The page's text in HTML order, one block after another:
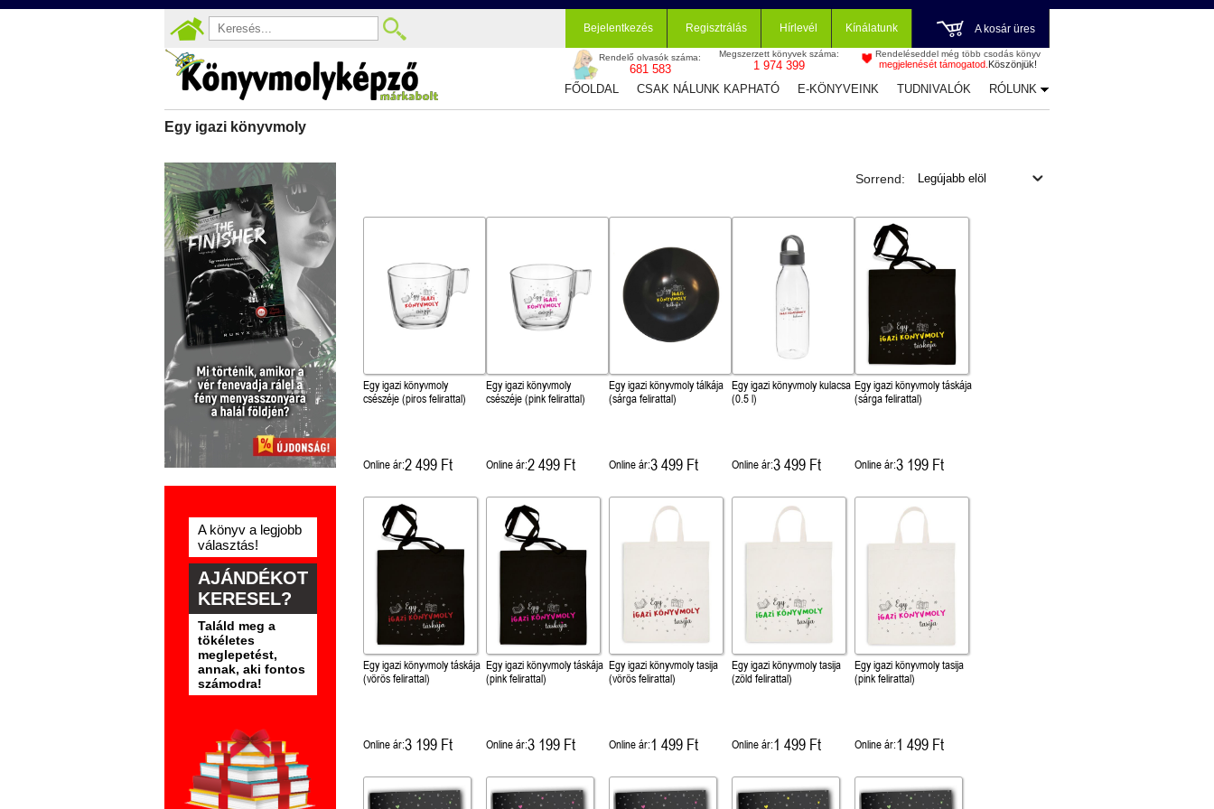
Bejelentkezés Regisztrálás Hírlevél Kínálatunk A kosár üres
Rendelő olvasók száma:
681 583
Megszerzett könyvek száma:
1 974 399
Rendeléseddel még több csodás könyv
megjelenését támogatod. Köszönjük!
FŐOLDAL CSAK NÁLUNK KAPHATÓ E-KÖNYVEINK TUDNIVALÓK RÓLUNK
Egy igazi könyvmoly
A könyv a legjobb
választás!
AJÁNDÉKOT
KERESEL?
Találd meg a
tökéletes
meglepetést,
annak, aki fontos
számodra!
Sorrend:
Egy igazi könyvmoly
csészéje (piros felirattal)
Online ár:2 499 Ft
Egy igazi könyvmoly
csészéje (pink felirattal)
Online ár:2 499 Ft
Egy igazi könyvmoly tálkája
(sárga felirattal)
Online ár:3 499 Ft
Egy igazi könyvmoly kulacsa
(0.5 l)
Online ár:3 499 Ft
Egy igazi könyvmoly táskája
(sárga felirattal)
Online ár:3 199 Ft
Egy igazi könyvmoly táskája
(vörös felirattal)
Online ár:3 199 Ft
Egy igazi könyvmoly táskája
(pink felirattal)
Online ár:3 199 Ft
Egy igazi könyvmoly tasija
(vörös felirattal)
Online ár:1 499 Ft
Egy igazi könyvmoly tasija
(zöld felirattal)
Online ár:1 499 Ft
Egy igazi könyvmoly tasija
(pink felirattal)
Online ár:1 499 Ft